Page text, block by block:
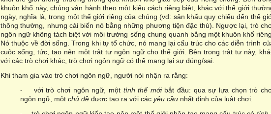
khuôn khổ này, chúng vận hành theo một kiểu cách riêng biệt, khác với thế giới
ngày, nghĩa là, trong một thế giới riêng của chúng (vd: sân khấu quy chiếu đến thế
thông thường, nhưng cải biến nó bằng những phương tiện đặc thù). Ngược lại, trò
ngôn ngữ không tách biệt với môi trường sống chung quanh bằng một khuôn khổ riêng.
Nó thuộc về đời sống. Trong khi tự tổ chức, nó mang lại cấu trúc cho các diễn trình
cuộc sống, tức, tạo nên một trật tự ngôn ngữ cho thế giới. Bên trong trật tự này,
với các trò chơi khác, trò chơi ngôn ngữ có thể mang lại sự đúng/sai.
Khi tham gia vào trò chơi ngôn ngữ, người nói nhận ra rằng:
- với trò chơi ngôn ngữ, một tình thế mớibắt đầu: qua sự lựa chọn trò
ngôn ngữ, một chủ đề được tạo ra với các yêu cầu nhất định của luật chơi.